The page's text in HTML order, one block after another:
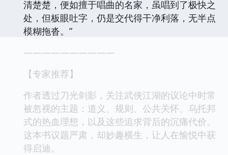
清楚楚，便如擅于唱曲的名家，虽唱到了极快之
处，但板眼吐字，仍是交代得干净利落，无半点
模糊拖沓。”
——————————
【专家推荐】
作者透过刀光剑影，关注武侠江湖的议论中时常
被忽视的主题：道义、规则、公共关怀、乌托邦
式的热血理想，以及这些追求背后的沉痛代价。
这本书议题严肃，却妙趣横生，让人在愉悦中获
得启迪。